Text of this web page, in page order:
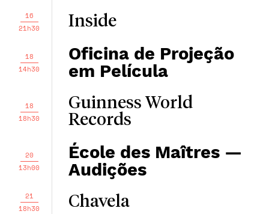
16
21h30
Inside
18
14h30
Oficina de Projeção
em Película
18
18h30
Guinness World
Records
20
13h00
École des Maîtres —
Audições
21
18h30
Chavela